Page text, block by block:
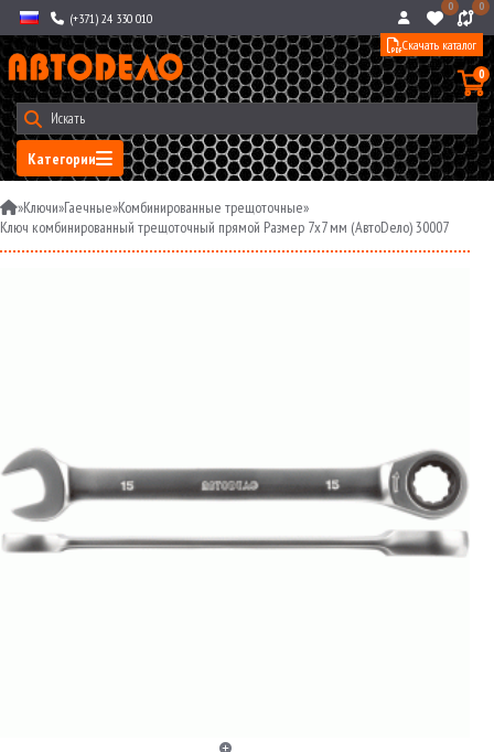
(+371) 24 330 010
0 0
Категории
0
Скачать каталог
»Ключи»Гаечные»Комбинированные трещоточные»
Ключ комбинированный трещоточный прямой Размер 7х7 мм (АвтоDело) 30007